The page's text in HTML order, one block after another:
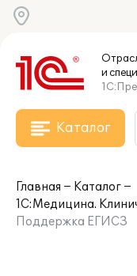
и
Каталог
Главная
Каталог
1С:Медицина.
Поддержка ЕГИСЗ